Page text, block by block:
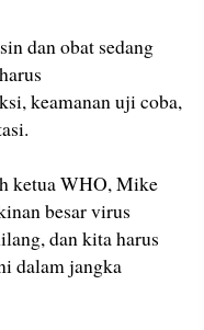
dan obat sedang
keamanan uji coba,
ketua WHO, Mike
besar virus
dan kita harus
dalam jangka